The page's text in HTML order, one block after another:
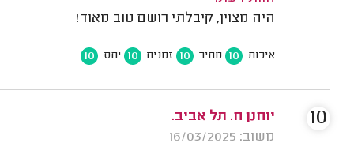
היה מצוין, קיבלתי רושם טוב מאוד!
איכות 10 מחיר 10 זמנים 10 יחס 10
יוחנן ח. תל אביב.
משוב: 16/03/2025
10